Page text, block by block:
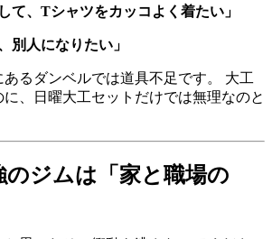
て、Tシャツをカッコよく着たい」
別人になりたい」
るダンベルでは道具不足です。 大工
、日曜大工セットだけでは無理なのと
のジムは「家と職場の